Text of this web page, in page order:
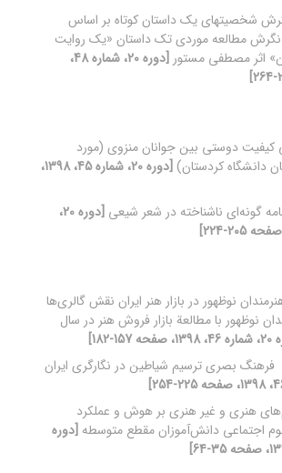
تحلیل نگرش شخصیت‎های یک داستان کوتاه بر اساس
نگرش مطالعه موردی تک داستان «یک روایت
اثر مصطفی مستور
[دوره 20، شماره 48،
کیفیت دوستی بین جوانان منزوی (مورد
دانشگاه کردستان)
[دوره 20، شماره 45، 1398،
گونه‌ای ناشناخته در شعر شیعی
[دوره 20،
نوظهور در بازار هنر ایران نقش گالری‌ها
نوظهور با مطالعة بازار فروش هنر در سال
182]
فرهنگ بصری ترسیم شیاطین در نگارگری ایران
هنری و غیر هنری بر هوش و عملکرد
اجتماعی دانش‌آموزان مقطع متوسطه [دوره